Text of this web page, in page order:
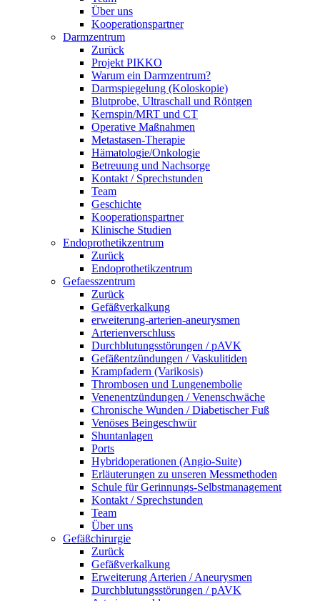
Über uns
Kooperationspartner
Darmzentrum
Zurück
Projekt PIKKO
Warum ein Darmzentrum?
Darmspiegelung (Koloskopie)
Blutprobe, Ultraschall und Röntgen
Kernspin/MRT und CT
Operative Maßnahmen
Metastasen-Therapie
Hämatologie/Onkologie
Betreuung und Nachsorge
Kontakt / Sprechstunden
Team
Geschichte
Kooperationspartner
Klinische Studien
Endoprothetikzentrum
Zurück
Endoprothetikzentrum
Gefaesszentrum
Zurück
Gefäßverkalkung
erweiterung-arterien-aneurysmen
Arterienverschluss
Durchblutungsstörungen / pAVK
Gefäßentzündungen / Vaskulitiden
Krampfadern (Varikosis)
Thrombosen und Lungenembolie
Venenentzündungen / Venenschwäche
Chronische Wunden / Diabetischer Fuß
Venöses Beingeschwür
Shuntanlagen
Ports
Hybridoperationen (Angio-Suite)
Erläuterungen zu unseren Messmethoden
Schule für Gerinnungs-Selbstmanagement
Kontakt / Sprechstunden
Team
Über uns
Gefäßchirurgie
Zurück
Gefäßverkalkung
Erweiterung Arterien / Aneurysmen
Durchblutungsstörungen / pAVK